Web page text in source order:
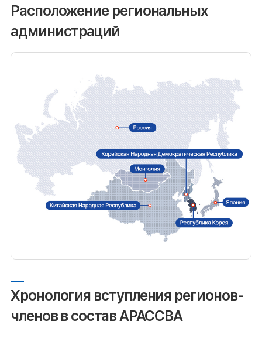
Расположение региональных
администраций
Хронология вступления регионов-
членов в состав АРАССВА